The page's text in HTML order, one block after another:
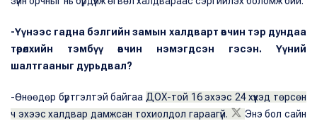
-Үүнээс гадна бэлгийн замын халдварт өвчин тэр дундаа
төрөлхийн тэмбүү өвчин нэмэгдсэн гэсэн. Үүний
шалтгааныг дурьдвал?
-Өнөөдөр бүртгэлтэй байгаа ДОХ-той 16 эхээс 24 хүүхэд төрсөн
ч эхээс халдвар дамжсан тохиолдол гараагүй.
Энэ бол сайн